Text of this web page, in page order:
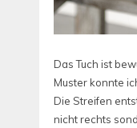
Das Tuch ist
Muster konnte
Die Streifen
nicht rechts